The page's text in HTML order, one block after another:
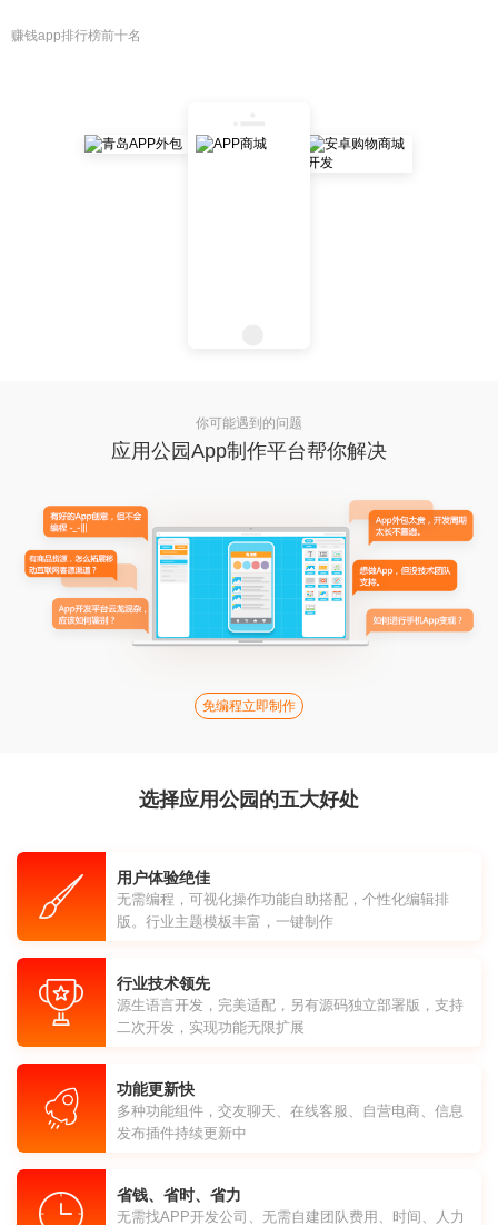
赚钱app排行榜前十名
你可能遇到的问题
应用公园App制作平台帮你解决
免编程立即制作
选择应用公园的五大好处
用户体验绝佳
无需编程，可视化操作功能自助搭配，个性化编辑排
版。行业主题模板丰富，一键制作
行业技术领先
源生语言开发，完美适配，另有源码独立部署版，支持
二次开发，实现功能无限扩展
功能更新快
多种功能组件，交友聊天、在线客服、自营电商、信息
发布插件持续更新中
省钱、省时、省力
无需找APP开发公司、无需自建团队费用、时间、人力